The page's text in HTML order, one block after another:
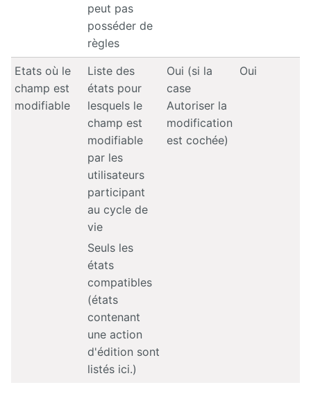
peut pas
posséder de
règles
Etats où le
champ est
modifiable
Liste des
états pour
lesquels le
champ est
modifiable
par les
utilisateurs
participant
au cycle de
vie
Seuls les
états
compatibles
(états
contenant
une action
d'édition sont
listés ici.)
Oui (si la
case
Autoriser la
modification
est cochée)
Oui